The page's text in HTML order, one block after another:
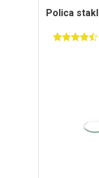
polica